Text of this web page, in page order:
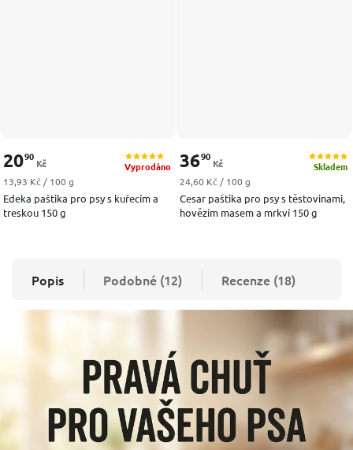
Edeka paštika pro psy s kuřecím a
treskou 150 g
Vyprodáno
2090
Kč
Měrná cena:
13,93 Kč / 100 g
Cesar paštika pro psy s těstovinami,
hovězím masem a mrkví 150 g
Skladem
3690
Kč
Měrná cena:
24,60 Kč / 100 g
Popis Podobné (12) Recenze (18)